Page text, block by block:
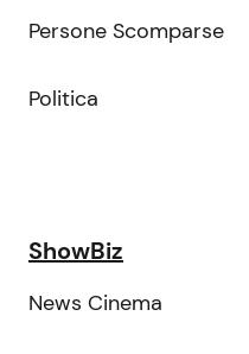
Persone Scomparse
Politica
ShowBiz
News Cinema